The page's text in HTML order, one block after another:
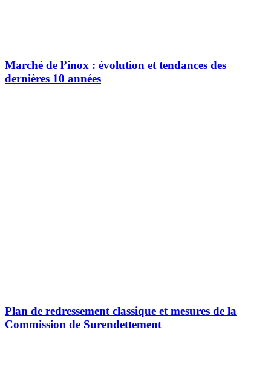
Marché de l’inox : évolution et tendances des
dernières 10 années
Plan de redressement classique et mesures de la
Commission de Surendettement